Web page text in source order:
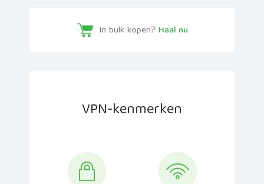
In bulk kopen? Haal nu
VPN-kenmerken